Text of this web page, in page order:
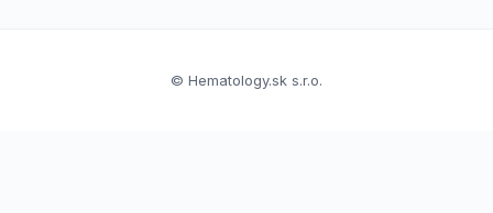
© Hematology.sk s.r.o.